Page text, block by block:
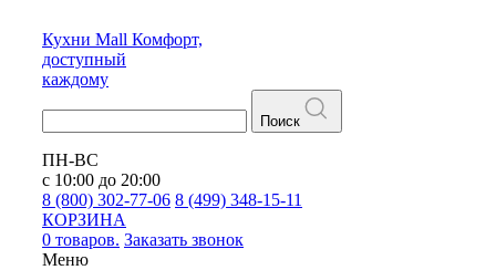
Кухни Mall Комфорт,
доступный
каждому
Поиск
ПН-ВС
с 10:00 до 20:00
8 (800) 302-77-06 8 (499) 348-15-11
КОРЗИНА
0 товаров. Заказать звонок
Меню